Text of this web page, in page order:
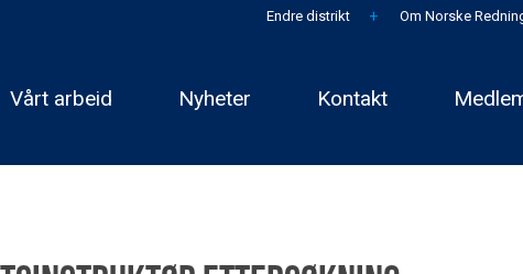
Endre distrikt Om Norske
Vårt arbeid Nyheter Kontakt